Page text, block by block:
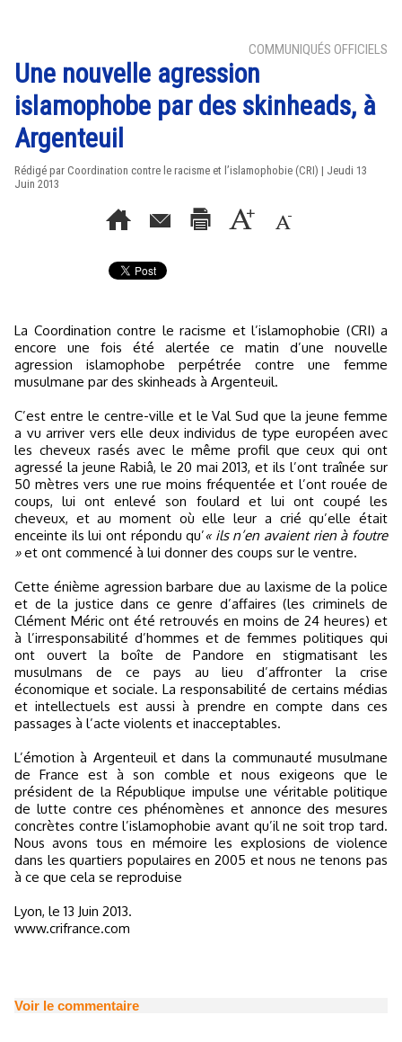
COMMUNIQUÉS OFFICIELS
Une nouvelle agression
islamophobe par des skinheads, à
Argenteuil
Rédigé par Coordination contre le racisme et l’islamophobie (CRI) | Jeudi 13
Juin 2013
La Coordination contre le racisme et l’islamophobie (CRI) a
encore une fois été alertée ce matin d’une nouvelle
agression islamophobe perpétrée contre une femme
musulmane par des skinheads à Argenteuil.
C’est entre le centre-ville et le Val Sud que la jeune femme
a vu arriver vers elle deux individus de type européen avec
les cheveux rasés avec le même profil que ceux qui ont
agressé la jeune Rabiâ, le 20 mai 2013, et ils l’ont traînée sur
50 mètres vers une rue moins fréquentée et l’ont rouée de
coups, lui ont enlevé son foulard et lui ont coupé les
cheveux, et au moment où elle leur a crié qu’elle était
enceinte ils lui ont répondu qu’« ils n’en avaient rien à foutre
»et ont commencé à lui donner des coups sur le ventre.
Cette énième agression barbare due au laxisme de la police
et de la justice dans ce genre d’affaires (les criminels de
Clément Méric ont été retrouvés en moins de 24 heures) et
à l’irresponsabilité d’hommes et de femmes politiques qui
ont ouvert la boîte de Pandore en stigmatisant les
musulmans de ce pays au lieu d’affronter la crise
économique et sociale. La responsabilité de certains médias
et intellectuels est aussi à prendre en compte dans ces
passages à l’acte violents et inacceptables.
L’émotion à Argenteuil et dans la communauté musulmane
de France est à son comble et nous exigeons que le
président de la République impulse une véritable politique
de lutte contre ces phénomènes et annonce des mesures
concrètes contre l’islamophobie avant qu’il ne soit trop tard.
Nous avons tous en mémoire les explosions de violence
dans les quartiers populaires en 2005 et nous ne tenons pas
à ce que cela se reproduise
Lyon, le 13 Juin 2013.
www.crifrance.com
Voir le commentaire